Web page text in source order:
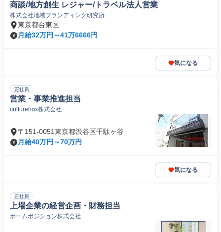
商談/地方創生 レジャー/トラベル法人営業
株式会社地域ブランディング研究所
東京都台東区
月給32万円～41万6666円
気になる
正社員
営業・事業推進担当
culturebox株式会社
〒151-0051東京都渋谷区千駄ヶ谷
月給40万円～70万円
気になる
正社員
上場企業の経営企画・財務担当
ホームポジション株式会社